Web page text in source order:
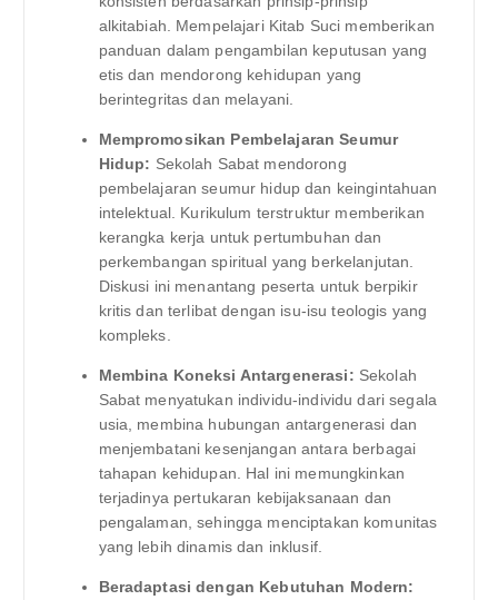
alkitabiah. Mempelajari Kitab Suci memberikan
panduan dalam pengambilan keputusan yang
etis dan mendorong kehidupan yang
berintegritas dan melayani.
Mempromosikan Pembelajaran Seumur
Hidup: Sekolah Sabat mendorong
pembelajaran seumur hidup dan keingintahuan
intelektual. Kurikulum terstruktur memberikan
kerangka kerja untuk pertumbuhan dan
perkembangan spiritual yang berkelanjutan.
Diskusi ini menantang peserta untuk berpikir
kritis dan terlibat dengan isu-isu teologis yang
kompleks.
Membina Koneksi Antargenerasi: Sekolah
Sabat menyatukan individu-individu dari segala
usia, membina hubungan antargenerasi dan
menjembatani kesenjangan antara berbagai
tahapan kehidupan. Hal ini memungkinkan
terjadinya pertukaran kebijaksanaan dan
pengalaman, sehingga menciptakan komunitas
yang lebih dinamis dan inklusif.
Beradaptasi dengan Kebutuhan Modern: